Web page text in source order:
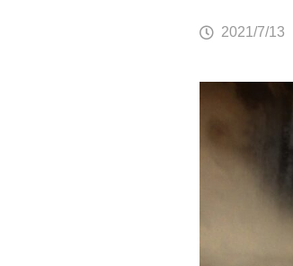
2021/7/13